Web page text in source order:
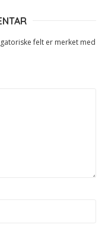
felt er merket med